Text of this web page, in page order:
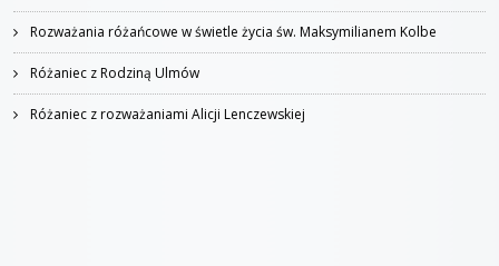
Rozważania różańcowe w świetle życia św. Maksymilianem Kolbe
Różaniec z Rodziną Ulmów
Różaniec z rozważaniami Alicji Lenczewskiej